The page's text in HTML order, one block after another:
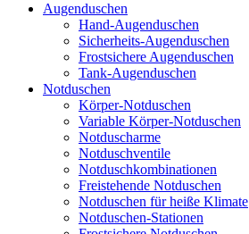
Augenduschen
Hand-Augenduschen
Sicherheits-Augenduschen
Frostsichere Augenduschen
Tank-Augenduschen
Notduschen
Körper-Notduschen
Variable Körper-Notduschen
Notduscharme
Notduschventile
Notduschkombinationen
Freistehende Notduschen
Notduschen für heiße Klimate
Notduschen-Stationen